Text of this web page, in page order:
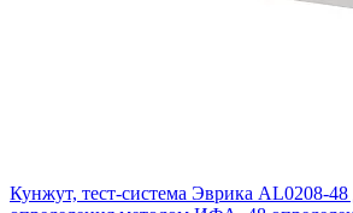
Кунжут, тест-система Эврика AL0208-48